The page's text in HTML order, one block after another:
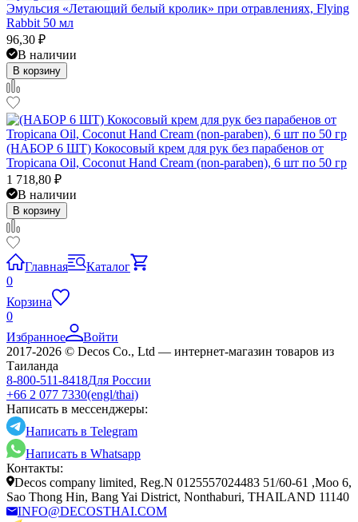
Эмульсия «Летающий белый кролик» при отравлениях, Flying
Rabbit 50 мл
96,30 ₽
В наличии
В корзину
(НАБОР 6 ШТ) Кокосовый крем для рук без парабенов от
Tropicana Oil, Coconut Hand Cream (non-paraben), 6 шт по 50 гр
1 718,80 ₽
В наличии
В корзину
Главная
Каталог
0
Корзина
0
Избранное
Войти
2017-2026 © Decos Co., Ltd — интернет-магазин товаров из
Таиланда
8-800-511-8418Для России
+66 2 077 7330(engl/thai)
Написать в мессенджеры:
Написать в Telegram
Написать в Whatsapp
Контакты:
Decos company limited, Reg.N 0125557024483 51/60-61 ,Moo 6,
Sao Thong Hin, Bang Yai District, Nonthaburi, THAILAND 11140
INFO@DECOSTHAI.COM